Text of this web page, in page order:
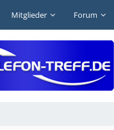
Mitglieder Forum